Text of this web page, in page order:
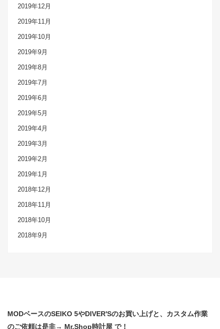
2019年12月
2019年11月
2019年10月
2019年9月
2019年8月
2019年7月
2019年6月
2019年5月
2019年4月
2019年3月
2019年2月
2019年1月
2018年12月
2018年11月
2018年10月
2018年9月
MODベースのSEIKO 5やDIVER'Sのお買い上げと、カスタム作業
のご依頼は是非→ Mr.Shop時計屋 で！